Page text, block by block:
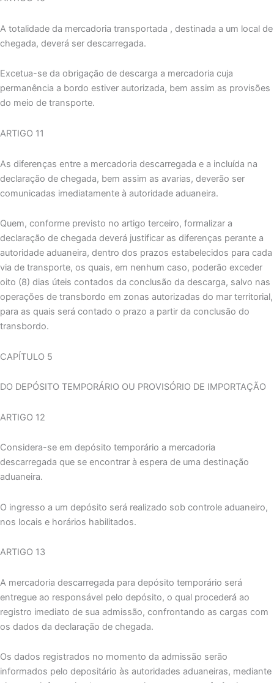
A totalidade da mercadoria transportada , destinada a um local de
chegada, deverá ser descarregada.
Excetua-se da obrigação de descarga a mercadoria cuja
permanência a bordo estiver autorizada, bem assim as provisões
do meio de transporte.
ARTIGO 11
As diferenças entre a mercadoria descarregada e a incluída na
declaração de chegada, bem assim as avarias, deverão ser
comunicadas imediatamente à autoridade aduaneira.
Quem, conforme previsto no artigo terceiro, formalizar a
declaração de chegada deverá justificar as diferenças perante a
autoridade aduaneira, dentro dos prazos estabelecidos para cada
via de transporte, os quais, em nenhum caso, poderão exceder
oito (8) dias úteis contados da conclusão da descarga, salvo nas
operações de transbordo em zonas autorizadas do mar territorial,
para as quais será contado o prazo a partir da conclusão do
transbordo.
CAPÍTULO 5
DO DEPÓSITO TEMPORÁRIO OU PROVISÓRIO DE IMPORTAÇÃO
ARTIGO 12
Considera-se em depósito temporário a mercadoria
descarregada que se encontrar à espera de uma destinação
aduaneira.
O ingresso a um depósito será realizado sob controle aduaneiro,
nos locais e horários habilitados.
ARTIGO 13
A mercadoria descarregada para depósito temporário será
entregue ao responsável pelo depósito, o qual procederá ao
registro imediato de sua admissão, confrontando as cargas com
os dados da declaração de chegada.
Os dados registrados no momento da admissão serão
informados pelo depositário às autoridades aduaneiras, mediante